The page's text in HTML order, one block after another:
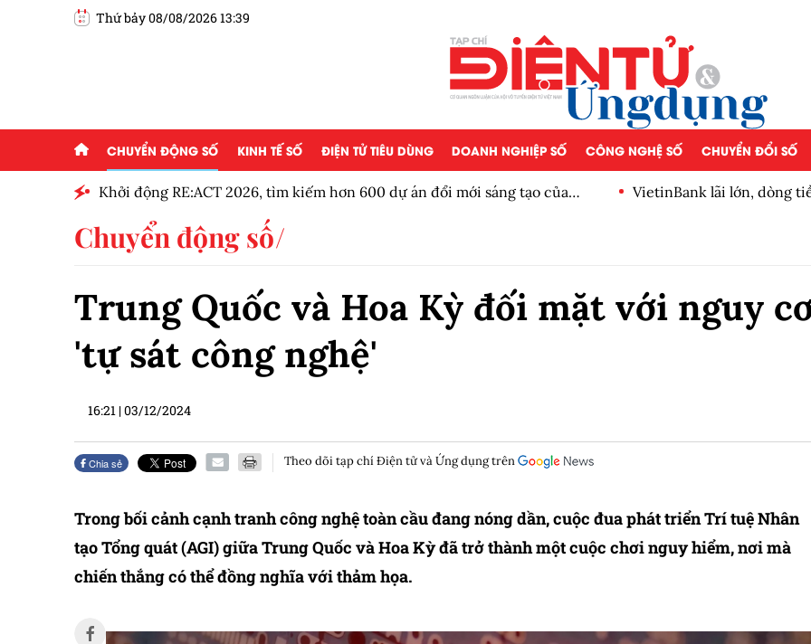
Thứ bảy 08/08/2026 13:39
CHUYỂN ĐỘNG SỐ KINH TẾ SỐ ĐIỆN TỬ TIÊU DÙNG DOANH NGHIỆP SỐ CÔNG NGHỆ SỐ CHUYỂN ĐỔI SỐ
Khởi động RE:ACT 2026, tìm kiếm hơn 600 dự án đổi mới sáng tạo của
VietinBank lãi lớn, dòng
Chuyển động số
Trung Quốc và Hoa Kỳ đối mặt với nguy
'tự sát công nghệ'
16:21 |03/12/2024
Chia sẻ Theo dõi tạp chí Điện tử và Ứng dụng trên
Trong bối cảnh cạnh tranh công nghệ toàn cầu đang nóng dần, cuộc đua phát triển Trí tuệ Nhân
tạo Tổng quát (AGI) giữa Trung Quốc và Hoa Kỳ đã trở thành một cuộc chơi nguy hiểm, nơi mà
chiến thắng có thể đồng nghĩa với thảm họa.